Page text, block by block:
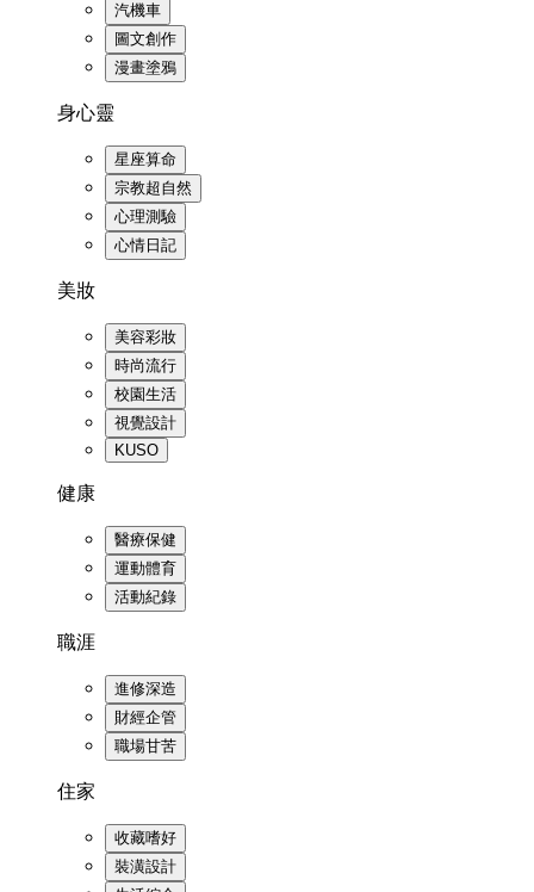
汽機車
圖文創作
漫畫塗鴉
身心靈
星座算命
宗教超自然
心理測驗
心情日記
美妝
美容彩妝
時尚流行
校園生活
視覺設計
KUSO
健康
醫療保健
運動體育
活動紀錄
職涯
進修深造
財經企管
職場甘苦
住家
收藏嗜好
裝潢設計